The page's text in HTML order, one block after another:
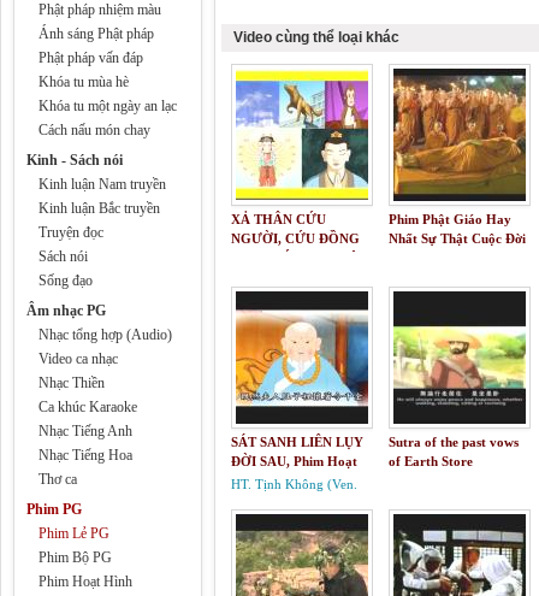
Phật pháp nhiệm màu
Ánh sáng Phật pháp
Phật pháp vấn đáp
Khóa tu mùa hè
Khóa tu một ngày an lạc
Cách nấu món chay
Kinh - Sách nói
Kinh luận Nam truyền
Kinh luận Bắc truyền
Truyện đọc
Sách nói
Sống đạo
Âm nhạc PG
Nhạc tổng hợp (Audio)
Video ca nhạc
Nhạc Thiền
Ca khúc Karaoke
Nhạc Tiếng Anh
Nhạc Tiếng Hoa
Thơ ca
Phim PG
Phim Lẻ PG
Phim Bộ PG
Phim Hoạt Hình
Video cùng thể loại khác
XẢ THÂN CỨU
NGƯỜI, CỨU ĐỒNG
TÁT ĐẠO
Phim Phật Giáo Hay
Nhất Sự Thật Cuộc Đời
Người| English Sub
SÁT SANH LIÊN LỤY
ĐỜI SAU, Phim Hoạt
hình Phật Giáo, Pháp
HT. Tịnh Không (Ven.
Sutra of the past vows
of Earth Store